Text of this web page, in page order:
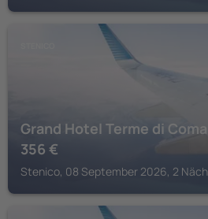
Grand Hotel Terme di
356 €
Stenico, 08 September 2026, 2